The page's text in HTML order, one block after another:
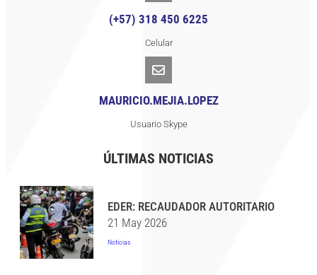
ÚLTIMAS NOTICIAS
EDER: RECAUDADOR AUTORITARIO
21 May 2026
Noticias
(+57) 318 450 6225
Celular
MAURICIO.MEJIA.LOPEZ
Usuario Skype